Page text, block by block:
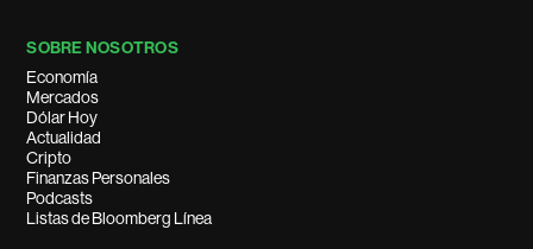
SOBRE NOSOTROS
Economía
Mercados
Dólar Hoy
Actualidad
Cripto
Finanzas Personales
Podcasts
Listas de Bloomberg Línea